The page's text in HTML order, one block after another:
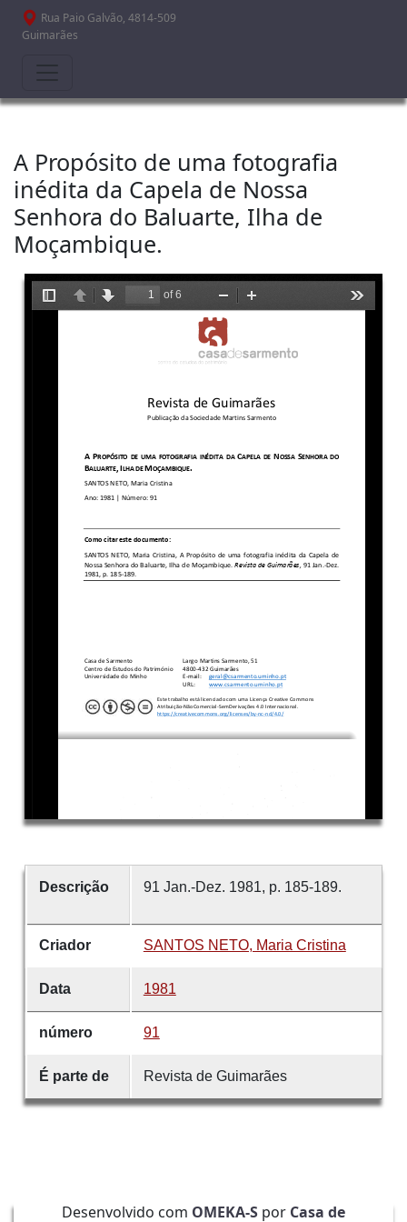
Passar para o conteúdo principal
Rua Paio Galvão, 4814-509
Guimarães
A Propósito de uma fotografia
inédita da Capela de Nossa
Senhora do Baluarte, Ilha de
Moçambique.
Descrição 91 Jan.-Dez. 1981, p. 185-189.
Criador SANTOS NETO, Maria Cristina
Data 1981
número 91
É parte de Revista de Guimarães
Desenvolvido com OMEKA-S por Casa de